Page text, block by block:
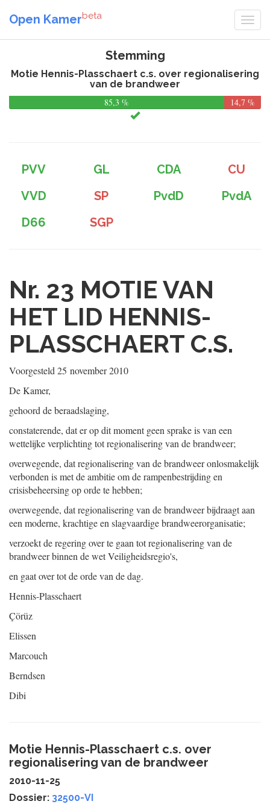
Open Kamerbeta
Stemming
Motie Hennis-Plasschaert c.s. over regionalisering
van de brandweer
85,3 %
14,7 %
PVV GL CDA
CU
VVD
SP PvdD
PvdA
D66
SGP
Nr. 23 MOTIE VAN
HET LID HENNIS-
PLASSCHAERT C.S.
Voorgesteld 25 november 2010
De Kamer,
gehoord de beraadslaging,
constaterende, dat er op dit moment geen sprake is van een
wettelijke verplichting tot regionalisering van de brandweer;
overwegende, dat regionalisering van de brandweer onlosmakelijk
verbonden is met de ambitie om de rampenbestrijding en
crisisbeheersing op orde te hebben;
overwegende, dat regionalisering van de brandweer bijdraagt aan
een moderne, krachtige en slagvaardige brandweerorganisatie;
verzoekt de regering over te gaan tot regionalisering van de
brandweer binnen de wet Veiligheidsregio's,
en gaat over tot de orde van de dag.
Hennis-Plasschaert
Çörüz
Elissen
Marcouch
Berndsen
Dibi
Motie Hennis-Plasschaert c.s. over
regionalisering van de brandweer
2010-11-25
Dossier: 32500-VI